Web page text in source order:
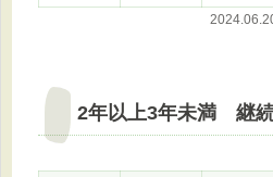
2年以上3年未満 継